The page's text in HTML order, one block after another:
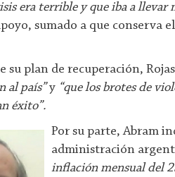
era terrible y que iba a llevar
sumado a que conserva
su plan de recuperación,
al país”y “que los brotes de
éxito”.
Por su parte, Abram
administración
inflación mensual del